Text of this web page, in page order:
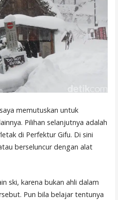
memutuskan untuk
Pilihan selanjutnya adalah
di Perfektur Gifu. Di sini
berseluncur dengan alat
ski, karena bukan ahli dalam
Pun bila belajar tentunya